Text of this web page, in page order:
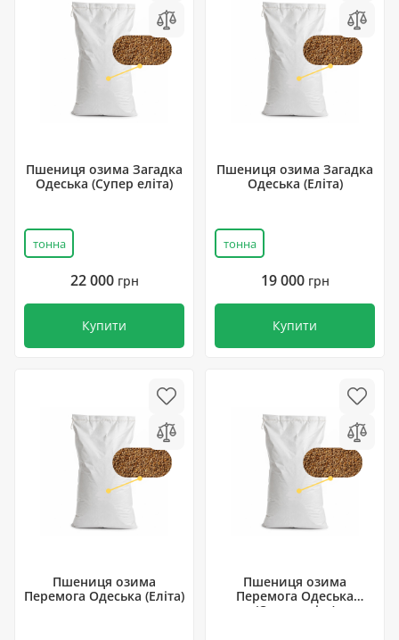
Пшениця озима Загадка
Одеська (Супер еліта)
тонна
22 000 грн
Купити
Пшениця озима Загадка
Одеська (Еліта)
тонна
19 000 грн
Купити
Пшениця озима
Перемога Одеська (Еліта)
Пшениця озима
Перемога Одеська
(Супер еліта)